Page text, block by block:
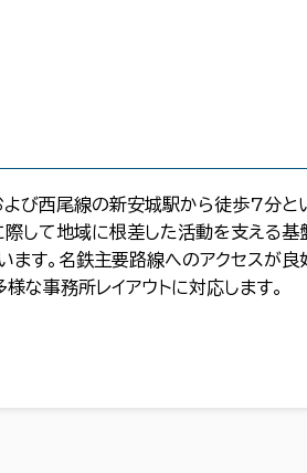
び西尾線の新安城駅から徒歩7分と
して地域に根差した活動を支える基
ます。名鉄主要路線へのアクセスが良
な事務所レイアウトに対応します。